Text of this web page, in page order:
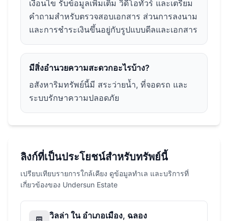
เงื่อนไข รับข้อมูลเพิ่มเติม วิดีโอทัวร์ และเตรียม
คำถามสำหรับตรวจสอบเอกสาร ส่วนการลงนาม
และการชำระเงินขึ้นอยู่กับรูปแบบดีลและเอกสาร
มีสิ่งอำนวยความสะดวกอะไรบ้าง?
อสังหาริมทรัพย์นี้มี สระว่ายน้ำ, ที่จอดรถ และ
ระบบรักษาความปลอดภัย
ลิงก์ที่เป็นประโยชน์สำหรับทรัพย์นี้
เปรียบเทียบรายการใกล้เคียง ดูข้อมูลทำเล และบริการที่
เกี่ยวข้องของ Undersun Estate
วิลล่า ใน อำเภอเมือง, ฉลอง